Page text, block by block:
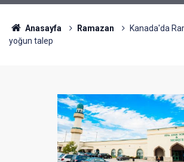
Anasayfa Ramazan
Kanada'da
yoğun talep